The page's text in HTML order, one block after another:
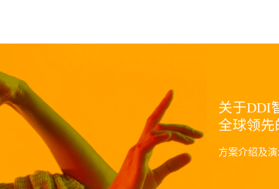
关于DDI
全球领先
方案介绍及